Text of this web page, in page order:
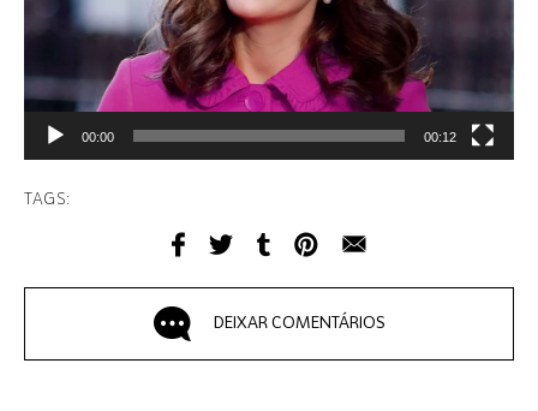
00:00 00:12
TAGS:
DEIXAR COMENTÁRIOS